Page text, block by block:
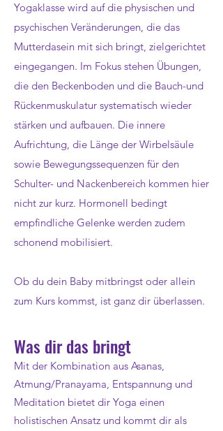
Yogaklasse wird auf die physischen und
psychischen Veränderungen, die das
Mutterdasein mit sich bringt, zielgerichtet
eingegangen. Im Fokus stehen Übungen,
die den Beckenboden und die Bauch-und
Rückenmuskulatur systematisch wieder
stärken und aufbauen. Die innere
Aufrichtung, die Länge der Wirbelsäule
sowie Bewegungssequenzen für den
Schulter- und Nackenbereich kommen hier
nicht zur kurz. Hormonell bedingt
empfindliche Gelenke werden zudem
schonend mobilisiert.
Ob du dein Baby mitbringst oder allein
zum Kurs kommst, ist ganz dir überlassen.
Was dir das bringt
Mit der Kombination aus Asanas,
Atmung/Pranayama, Entspannung und
Meditation bietet dir Yoga einen
holistischen Ansatz und kommt dir als